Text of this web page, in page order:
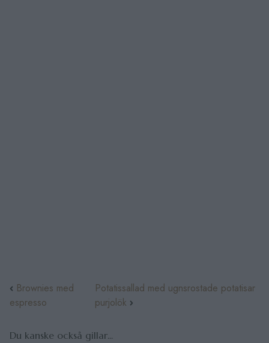
Brownies med
espresso
Potatissallad med ugnsrostade potatisar
purjolök
Du kanske också gillar...